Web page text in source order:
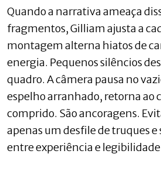
Quando a narrativa ameaça
fragmentos, Gilliam ajusta a
montagem alterna hiatos de
energia. Pequenos silêncios
quadro. A câmera pausa no
espelho arranhado, retorna ao
comprido. São ancoragens.
apenas um desfile de truques
entre experiência e